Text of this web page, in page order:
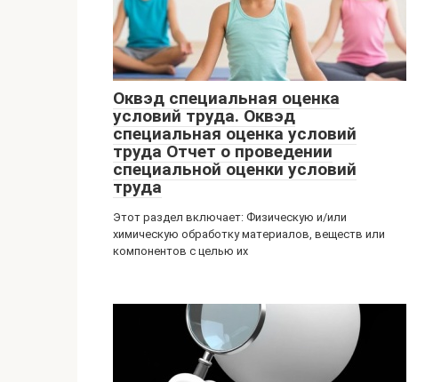
Оквэд специальная оценка
условий труда. Оквэд
специальная оценка условий
труда Отчет о проведении
специальной оценки условий
труда
Этот раздел включает: Физическую и/или
химическую обработку материалов, веществ или
компонентов с целью их